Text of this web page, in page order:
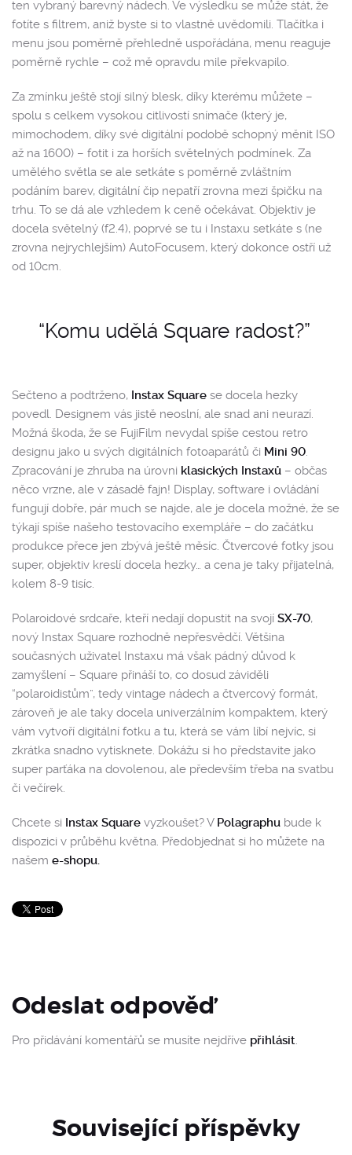
ten vybraný barevný nádech. Ve výsledku se může stát, že
fotíte s filtrem, aniž byste si to vlastně uvědomili. Tlačítka i
menu jsou poměrně přehledně uspořádána, menu reaguje
poměrně rychle – což mě opravdu mile překvapilo.
Za zmínku ještě stojí silný blesk, díky kterému můžete –
spolu s celkem vysokou citlivostí snímače (který je,
mimochodem, díky své digitální podobě schopný měnit ISO
až na 1600) – fotit i za horších světelných podmínek. Za
umělého světla se ale setkáte s poměrně zvláštním
podáním barev, digitální čip nepatří zrovna mezi špičku na
trhu. To se dá ale vzhledem k ceně očekávat. Objektiv je
docela světelný (f2.4), poprvé se tu i Instaxu setkáte s (ne
zrovna nejrychlejším) AutoFocusem, který dokonce ostří už
od 10cm.
“Komu udělá Square radost?”
Sečteno a podtrženo, Instax Square se docela hezky
povedl. Designem vás jistě neoslní, ale snad ani neurazí.
Možná škoda, že se FujiFilm nevydal spíše cestou retro
designu jako u svých digitálních fotoaparátů či Mini 90.
Zpracování je zhruba na úrovni klasických Instaxů – občas
něco vrzne, ale v zásadě fajn! Display, software i ovládání
fungují dobře, pár much se najde, ale je docela možné, že se
týkají spíše našeho testovacího exempláře – do začátku
produkce přece jen zbývá ještě měsíc. Čtvercové fotky jsou
super, objektiv kreslí docela hezky… a cena je taky přijatelná,
kolem 8-9 tisíc.
Polaroidové srdcaře, kteří nedají dopustit na svojí SX-70,
nový Instax Square rozhodně nepřesvědčí. Většina
současných uživatel Instaxu má však pádný důvod k
zamyšlení – Square přináší to, co dosud záviděli
“polaroidistům”, tedy vintage nádech a čtvercový formát,
zároveň je ale taky docela univerzálním kompaktem, který
vám vytvoří digitální fotku a tu, která se vám líbí nejvíc, si
zkrátka snadno vytisknete. Dokážu si ho představite jako
super parťáka na dovolenou, ale především třeba na svatbu
či večírek.
Chcete si Instax Square vyzkoušet? V Polagraphu bude k
dispozici v průběhu května. Předobjednat si ho můžete na
našem e-shopu.
Odeslat odpověď
Pro přidávání komentářů se musíte nejdříve přihlásit.
Související příspěvky